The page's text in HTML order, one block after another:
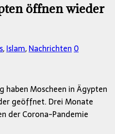
öffnen wieder
,Islam,Nachrichten0
haben Moscheen in Ägypten
geöffnet. Drei Monate
der Corona-Pandemie